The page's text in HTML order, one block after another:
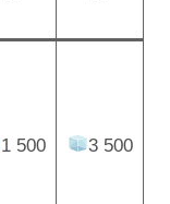
1 500 3 500